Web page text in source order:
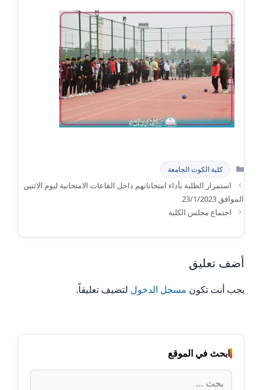
التصنيفات
كلية الكوت الجامعة
استمرار الطلبة بأداء امتحاناتهم داخل القاعات الامتحانية ليوم الاثنين
الموافق 23/1/2023
اجتماع مجلس الكلية
أضف تعليق
يجب أنت تكون مسجل الدخول لتضيف تعليقاً.
ابحث في الموقع
البحث